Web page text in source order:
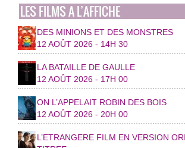
LES FILMS A L’AFFICHE
DES MINIONS ET DES MONSTRES
12 AOÛT 2026 - 14H 30
LA BATAILLE DE GAULLE
12 AOÛT 2026 - 17H 00
ON L’APPELAIT ROBIN DES BOIS
12 AOÛT 2026 - 20H 00
L’ETRANGERE FILM EN VERSION